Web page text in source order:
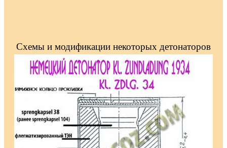
Схемы и модификации некоторых детонаторов